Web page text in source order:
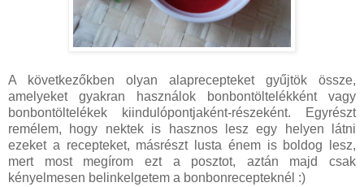
A következőkben olyan alaprecepteket gyűjtök össze,
amelyeket gyakran használok bonbontöltelékként vagy
bonbontöltelékek kiindulópontjaként-részeként. Egyrészt
remélem, hogy nektek is hasznos lesz egy helyen látni
ezeket a recepteket, másrészt lusta énem is boldog lesz,
mert most megírom ezt a posztot, aztán majd csak
kényelmesen belinkelgetem a bonbonrecepteknél :)